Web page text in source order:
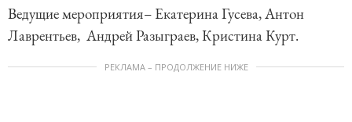
Ведущие мероприятия– Екатерина Гусева, Антон
Лаврентьев, Андрей Разыграев, Кристина Курт.
РЕКЛАМА – ПРОДОЛЖЕНИЕ НИЖЕ